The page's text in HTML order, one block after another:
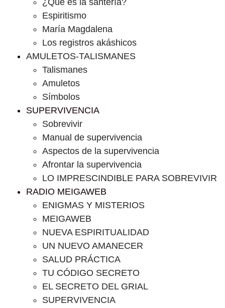
¿Que es la santería?
Espiritismo
María Magdalena
Los registros akáshicos
AMULETOS-TALISMANES
Talismanes
Amuletos
Símbolos
SUPERVIVENCIA
Sobrevivir
Manual de supervivencia
Aspectos de la supervivencia
Afrontar la supervivencia
LO IMPRESCINDIBLE PARA SOBREVIVIR
RADIO MEIGAWEB
ENIGMAS Y MISTERIOS
MEIGAWEB
NUEVA ESPIRITUALIDAD
UN NUEVO AMANECER
SALUD PRÁCTICA
TU CÓDIGO SECRETO
EL SECRETO DEL GRIAL
SUPERVIVENCIA